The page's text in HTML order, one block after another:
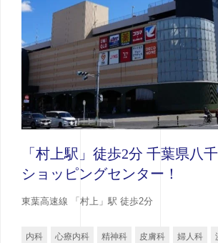
「村上駅」徒歩2分 千葉県八
ショッピングセンター！
東葉高速線 「村上」駅 徒歩2分
内科 心療内科 精神科 皮膚科 婦人科